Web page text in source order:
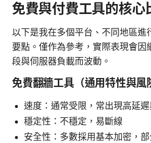
免費與付費工具的核心
以下是我在多個平台、不同地區進
要點。僅作為參考，實際表現會因
段與伺服器負載而波動。
免費翻牆工具（通用特性與風
速度：通常受限，常出現高延
穩定性：不穩定，易斷線
安全性：多數採用基本加密，